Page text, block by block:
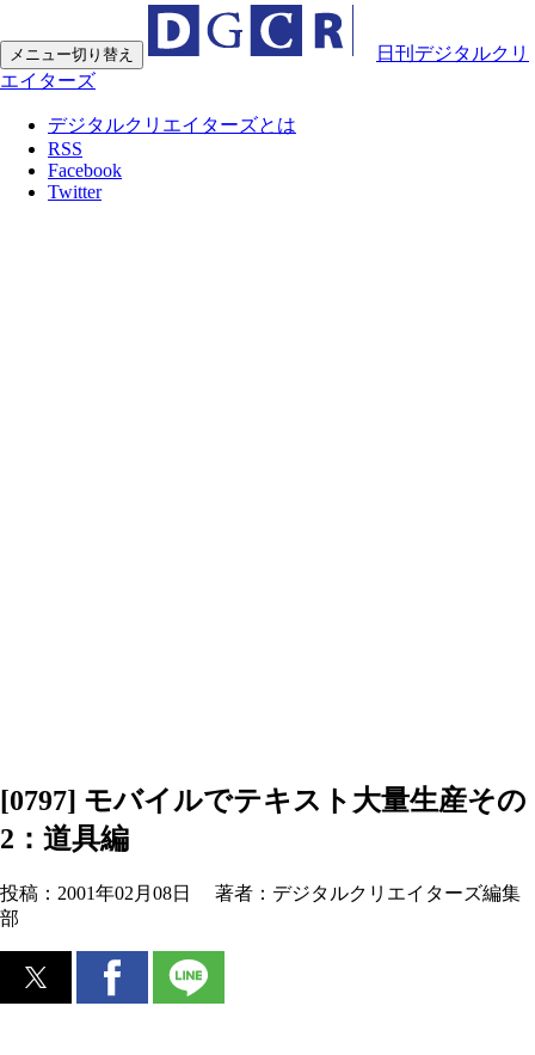
メニュー切り替え
日刊デジタルクリ
エイターズ
デジタルクリエイターズとは
RSS
Facebook
Twitter
[0797] モバイルでテキスト大量生産その
2：道具編
投稿： 2001年02月08日 著者： デジタルクリエイターズ編集
部